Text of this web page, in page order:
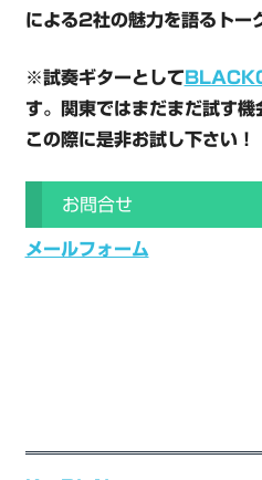
による2社の魅力を語るトー
※試奏ギターとして
す。関東ではまだまだ試す機
この際に是非お試し下さい！
お問合せ
メールフォーム